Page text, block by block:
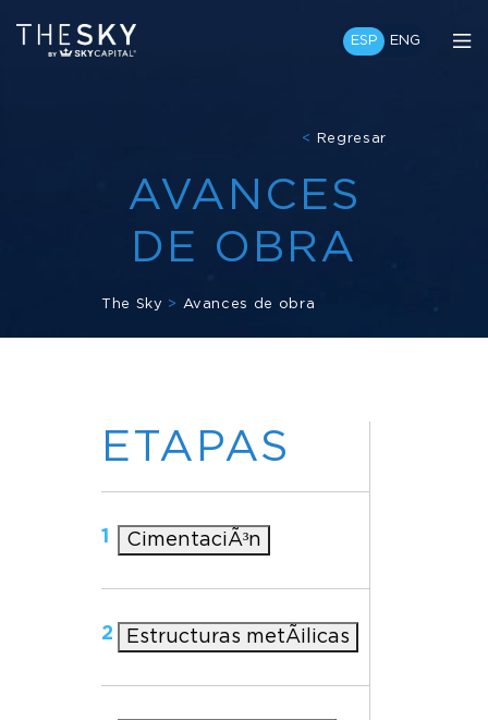
ESP ENG
The Sky > Avances de obra
AVANCES
DE OBRA
< Regresar
ETAPAS
1 CimentaciÃ³n
2 Estructuras metÃ¡licas